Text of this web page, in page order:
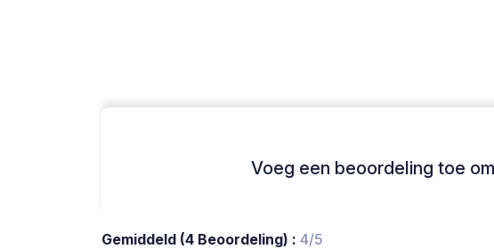
Voeg een beoordeling toe
Gemiddeld (4 Beoordeling) : 4/5